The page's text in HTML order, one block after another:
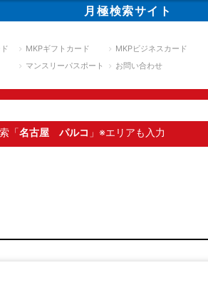
月極検索サイト
MKPギフトカード
MKPビジネスカード
マンスリーパスポート お問い合わせ
「名古屋 パルコ 」※エリアも入力